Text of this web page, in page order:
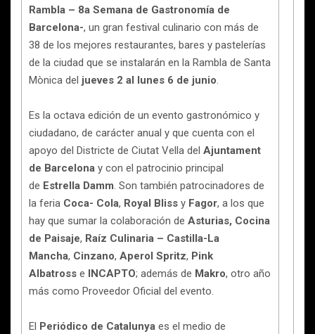
Rambla – 8a Semana de Gastronomía de
Barcelona-, un gran festival culinario con más de
38 de los mejores restaurantes, bares y pastelerías
de la ciudad que se instalarán en la Rambla de Santa
Mònica del jueves 2 al lunes 6 de junio.
Es la octava edición de un evento gastronómico y
ciudadano, de carácter anual y que cuenta con el
apoyo del Districte de Ciutat Vella del Ajuntament
de Barcelona y con el patrocinio principal
de Estrella Damm. Son también patrocinadores de
la feria Coca- Cola, Royal Bliss y Fagor, a los que
hay que sumar la colaboración de Asturias, Cocina
de Paisaje, Raíz Culinaria – Castilla-La
Mancha, Cinzano, Aperol Spritz, Pink
Albatross e INCAPTO; además de Makro, otro año
más como Proveedor Oficial del evento.
El Periódico de Catalunya es el medio de